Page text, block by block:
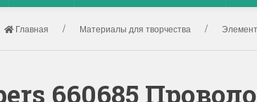
Главная Материалы для творчества
660685